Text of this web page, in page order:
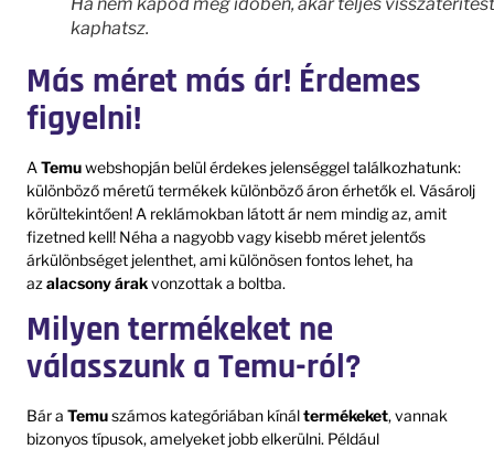
kaphatsz.
Más méret más ár! Érdemes
figyelni!
ATemuwebshopján belül érdekes jelenséggel találkozhatunk:
különböző méretű termékek különböző áron érhetők el. Vásárolj
körültekintően! A reklámokban látott ár nem mindig az, amit
fizetned kell! Néha a nagyobb vagy kisebb méret jelentős
árkülönbséget jelenthet, ami különösen fontos lehet, ha
az alacsony árakvonzottak a boltba.
Milyen termékeket ne
válasszunk a Temu-ról?
Bár a Temuszámos kategóriában kínáltermékeket, vannak
bizonyos típusok, amelyeket jobb elkerülni. Például